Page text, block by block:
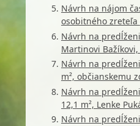
Návrh na nájom
osobitného zreteľa
Návrh na
Martinovi
Návrh na
m², občianskemu
Návrh na
12,1 m², Lenke
Návrh na